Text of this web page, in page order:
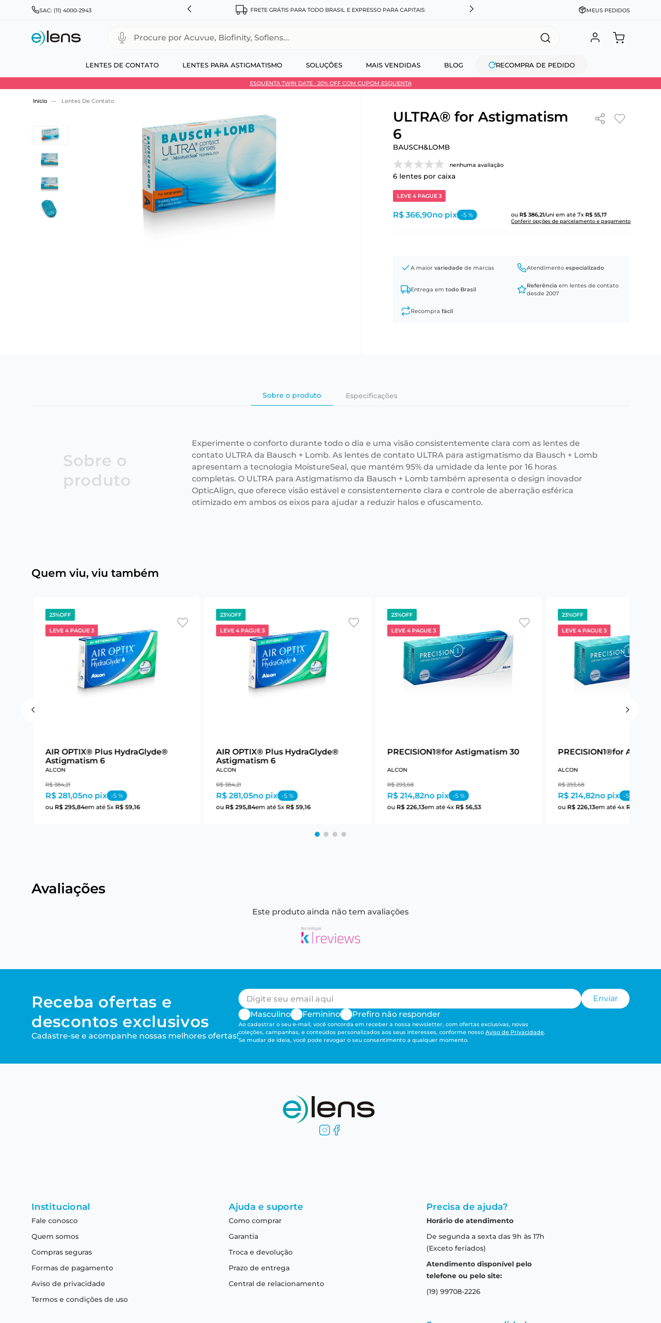
SAC: (11) 4000-2943
& JOHNSON, ALCON, BAUSCH+LOMB E COOPERVISION FRETE GRÁTIS PARA TODO BRASIL E EXPRESSO PARA CAPITAIS CADASTRE-SE GANHE 10% NA PRIMEIRA COMPRA +
MEUS PEDIDOS
LENTES DE CONTATO LENTES PARA ASTIGMATISMO SOLUÇÕES MAIS VENDIDAS BLOG RECOMPRA DE PEDIDO
Procure por Acuvue, Biofinity, Soflens...
ESQUENTA TWIN DATE · 20% OFF COM CUPOM ESQUENTA
Use 30HOJE e ganhe 30% OFF + economia extra no Pix
Lentes De Contato
ULTRA® for Astigmatism
6
BAUSCH&LOMB
nenhuma avaliação
6lentes por caixa
LEVE 4 PAGUE 3
ou R$ 386,21/uni em até7x R$ 55,17
Conferir opções de parcelamento e pagamento
R$ 366,90no pix -5%
A maior variedadede marcas Atendimentoespecializado
Entrega em todo Brasil
Referência em lentes de contato
desde 2007
Recompra fácil
Sobre o produto Especificações
Sobre o
produto
Experimente o conforto durante todo o dia e uma visão consistentemente clara com as lentes de
contato ULTRA da Bausch + Lomb. As lentes de contato ULTRA para astigmatismo da Bausch + Lomb
apresentam a tecnologia MoistureSeal, que mantém 95% da umidade da lente por 16 horas
completas. O ULTRA para Astigmatismo da Bausch + Lomb também apresenta o design inovador
OpticAlign, que oferece visão estável e consistentemente clara e controle de aberração esférica
otimizado em ambos os eixos para ajudar a reduzir halos e ofuscamento.
Quem viu, viu também
23%OFF
LEVE 4 PAGUE 3
AIR OPTIX® Plus HydraGlyde®
Astigmatism 6
ALCON
R$ 384,21
R$ 281,05no pix -5%
ou R$ 295,84em até5x R$ 59,16
23%OFF
LEVE 4 PAGUE 3
AIR OPTIX® Plus HydraGlyde®
Astigmatism 6
ALCON
R$ 384,21
R$ 281,05no pix -5 %
ou R$ 295,84em até5x R$ 59,16
23%OFF
LEVE 4 PAGUE 3
PRECISION1®for Astigmatism 30
ALCON
R$ 293,68
R$ 214,82no pix -5%
ou R$ 226,13em até4x R$ 56,53
23%OFF
LEVE 4 PAGUE 3
PRECISION1®for
ALCON
R$ 293,68
R$ 214,82no pix -5
ou R$ 226,13em até4x R$
Avaliações
Este produto ainda não tem avaliações
Receba ofertas e
descontos exclusivos
Cadastre-se e acompanhe nossas melhores ofertas!
Enviar
Masculino
Feminino Prefiro não responder
Ao cadastrar o seu e-mail, você concorda em receber a nossa newsletter, com ofertas exclusivas, novas
coleções, campanhas, e conteúdos personalizados aos seus interesses, conforme nosso Aviso de Privacidade.
Se mudar de ideia, você pode revogar o seu consentimento a qualquer momento.
Institucional
Fale conosco
Quem somos
Compras seguras
Formas de pagamento
Aviso de privacidade
Termos e condições de uso
Ajuda e suporte
Como comprar
Garantia
Troca e devolução
Prazo de entrega
Central de relacionamento
Precisa de ajuda?
Horário de atendimento
De segunda a sexta das 9h às 17h
(Exceto feriados)
Atendimento disponível pelo
telefone ou pelo site:
(19) 99708-2226